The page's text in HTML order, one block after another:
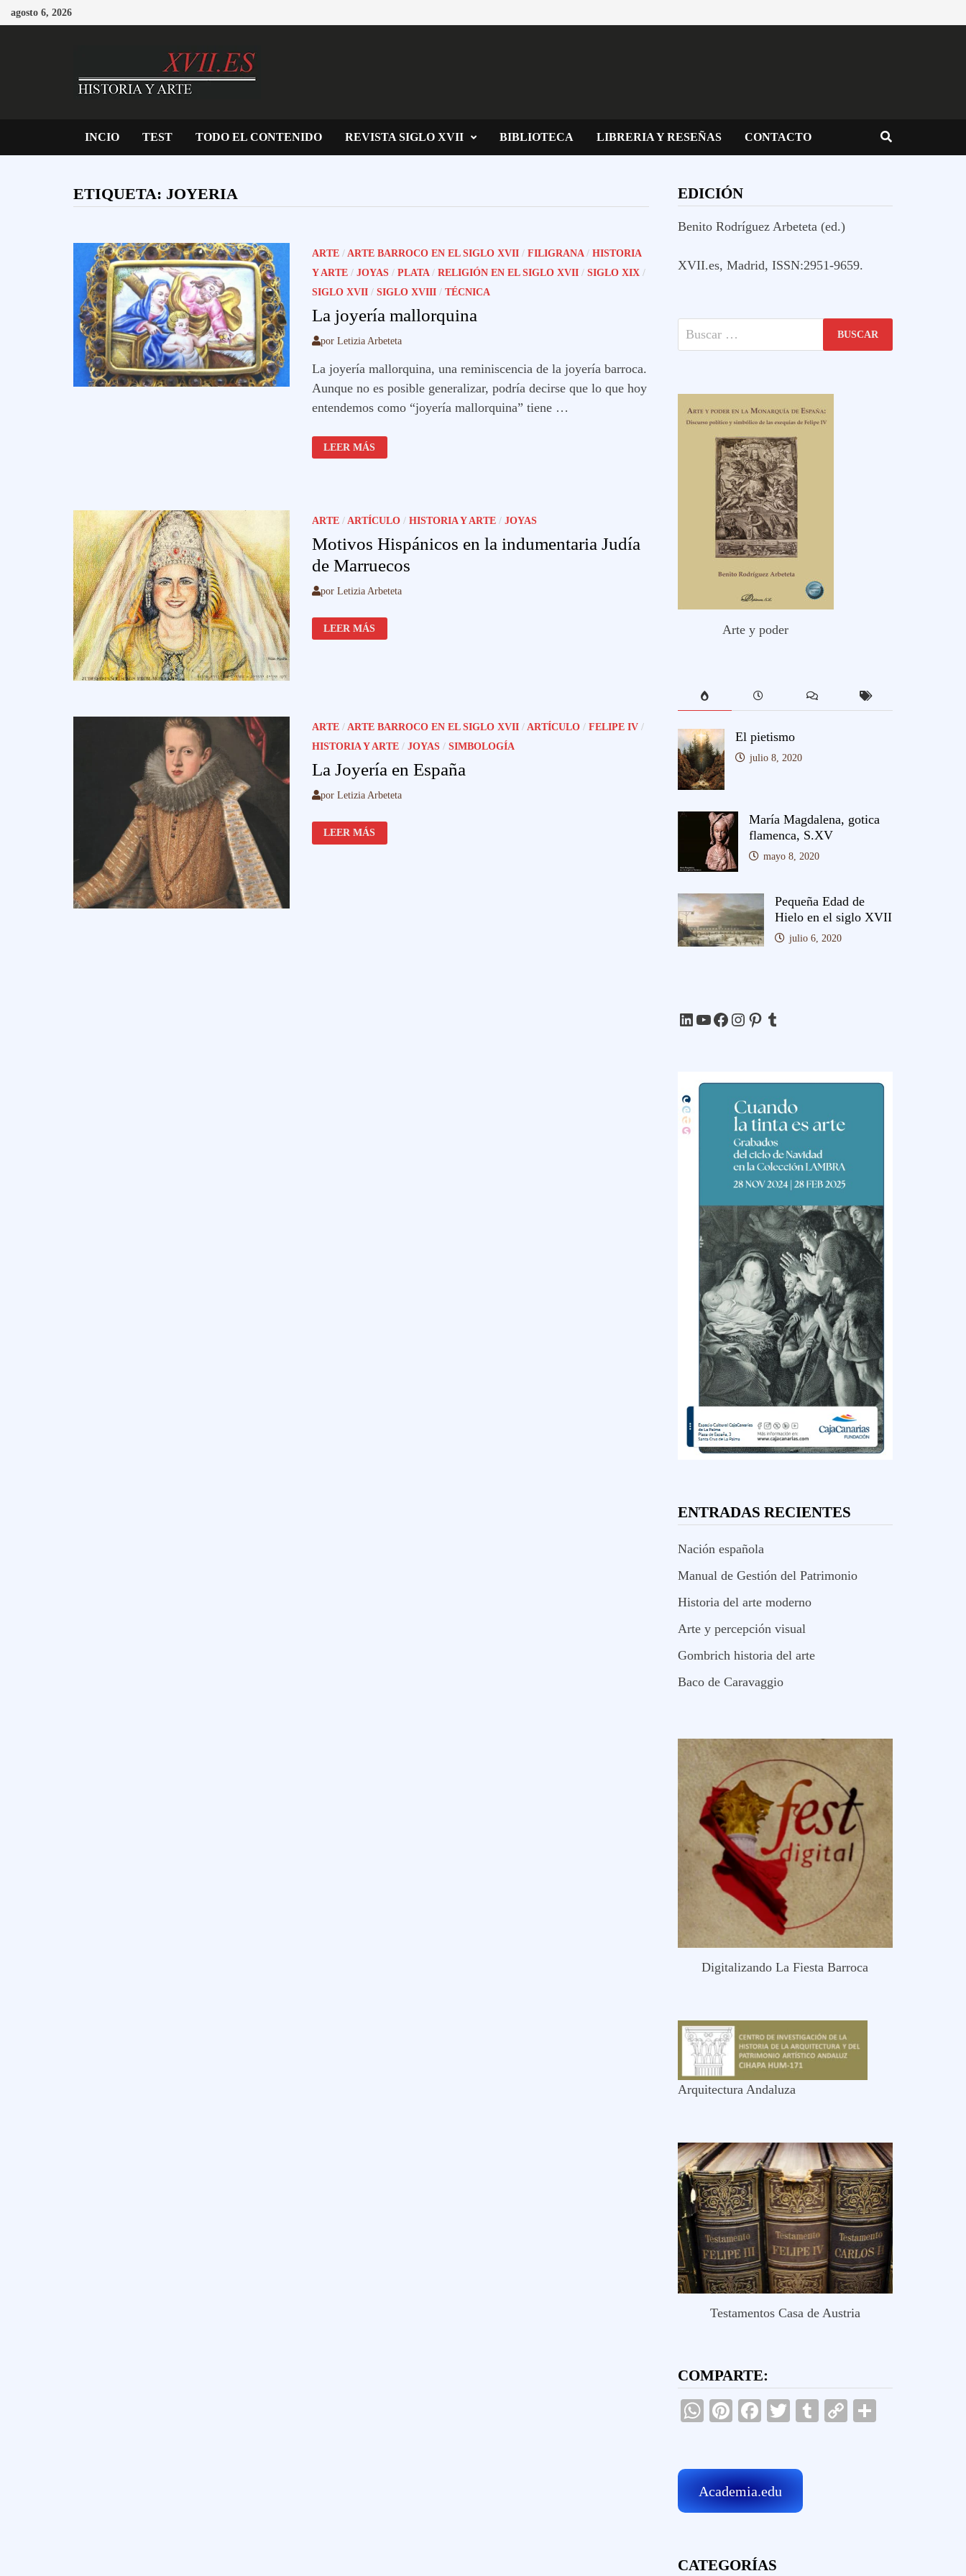
Saltar
al
agosto 6, 2026
INCIO TEST TODO EL CONTENIDO REVISTA SIGLO XVII BIBLIOTECA LIBRERIA Y RESEÑAS CONTACTO
ETIQUETA: JOYERIA
ARTE/ ARTE BARROCO EN EL SIGLO XVII/ FILIGRANA/ HISTORIA
Y ARTE/ JOYAS/ PLATA/ RELIGIÓN EN EL SIGLO XVII/ SIGLO XIX/
SIGLO XVII/ SIGLO XVIII/ TÉCNICA
La joyería mallorquina
por Letizia Arbeteta
La joyería mallorquina, una reminiscencia de la joyería barroca.
Aunque no es posible generalizar, podría decirse que lo que hoy
entendemos como “joyería mallorquina” tiene …
LA
JOYERÍA
MALLORQUINA
LEER MÁS
ARTE/ ARTÍCULO/ HISTORIA Y ARTE/ JOYAS
Motivos Hispánicos en la indumentaria Judía
de Marruecos
por Letizia Arbeteta
MOTIVOS
HISPÁNICOS
EN
LEER MÁS
ARTE/ ARTE BARROCO EN EL SIGLO XVII/ ARTÍCULO/ FELIPE IV/
HISTORIA Y ARTE/ JOYAS/ SIMBOLOGÍA
La Joyería en España
por Letizia Arbeteta
LA
JOYERÍA
EN
LEER MÁS
EDICIÓN
Benito Rodríguez Arbeteta (ed.)
XVII.es, Madrid, ISSN:2951-9659.
Buscar:
Arte y poder
El pietismo
julio 8, 2020
María Magdalena, gotica
flamenca, S.XV
mayo 8, 2020
Pequeña Edad de
Hielo en el siglo XVII
julio 6, 2020
LinkedIn
YouTube
Facebook
Instagram
Pinterest
Tumblr
ENTRADAS RECIENTES
Nación española
Manual de Gestión del Patrimonio
Historia del arte moderno
Arte y percepción visual
Gombrich historia del arte
Baco de Caravaggio
Digitalizando La Fiesta Barroca
Arquitectura Andaluza
Testamentos Casa de Austria
COMPARTE:
WhatsApp
Pinterest
Facebook
TwitterTumblr
Copy
Academia.edu
CATEGORÍAS